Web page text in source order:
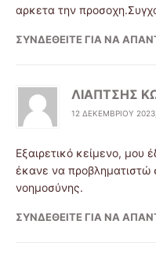
αρκετα την
ΣΥΝΔΕΘΕΊΤΕ ΓΙΑ ΝΑ
ΛΙΑΠΤΣΗΣ
12 ΔΕΚΕΜΒΡΊΟΥ
Εξαιρετικό κείμενο, μου
έκανε να προβληματιστώ
νοημοσύνης.
ΣΥΝΔΕΘΕΊΤΕ ΓΙΑ ΝΑ